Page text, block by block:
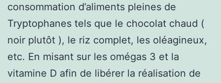
consommation d’aliments pleines de
Tryptophanes tels que le chocolat chaud (
noir plutôt ), le riz complet, les oléagineux,
etc. En misant sur les omégas 3 et la
vitamine D afin de libérer la réalisation de